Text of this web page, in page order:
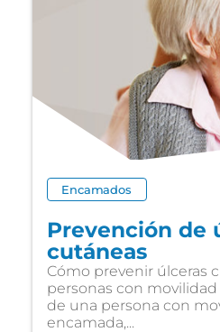
Encamados
Prevención de
cutáneas
Cómo prevenir úlceras
personas con
de una persona con
encamada,...